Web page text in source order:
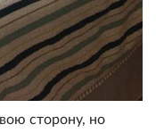
сторону, но